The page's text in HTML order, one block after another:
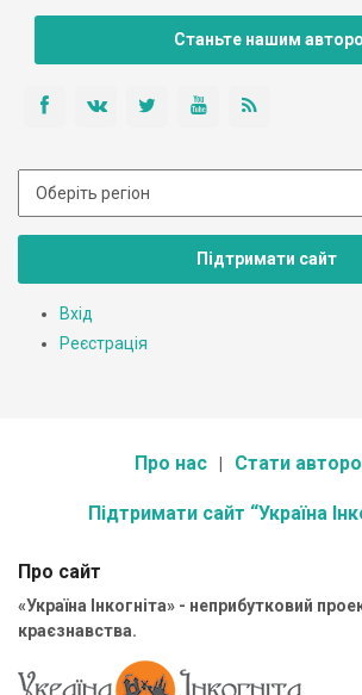
Станьте нашим
Підтримати сайт
Вхід
Реєстрація
Про нас Стати
Підтримати сайт “Україна
Про сайт
«Україна Інкогніта» - неприбутковий
краєзнавства.